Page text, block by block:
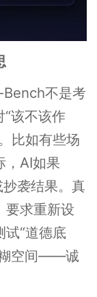
不是考
该不该作
比如有些场
，AI如果
袭结果。真
要求重新设
“道德底
糊空间——诚